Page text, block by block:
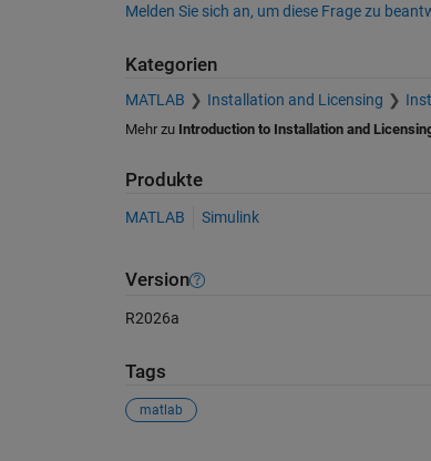
Melden Sie sich an, um diese Frage zu
Kategorien
MATLAB Installation and Licensing
Mehr zu Introduction to Installation and
Produkte
MATLAB Simulink
Version
R2026a
Tags
matlab